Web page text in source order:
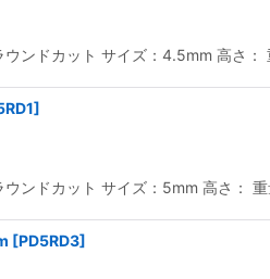
ンドカット サイズ：4.5mm 高さ
]
ンドカット サイズ：5mm 高さ：
[PD5RD3]